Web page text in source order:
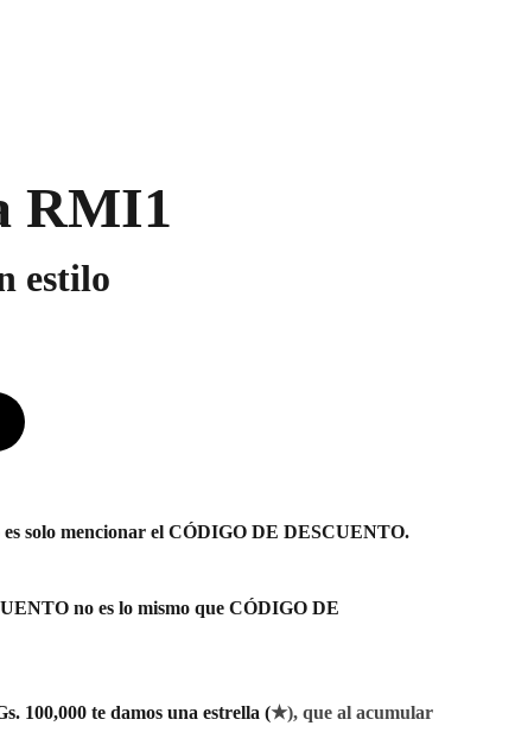
RMI1
estilo
es solo mencionar el CÓDIGO DE DESCUENTO.
no es lo mismo que CÓDIGO DE
100,000 te damos una estrella (★), que al acumular